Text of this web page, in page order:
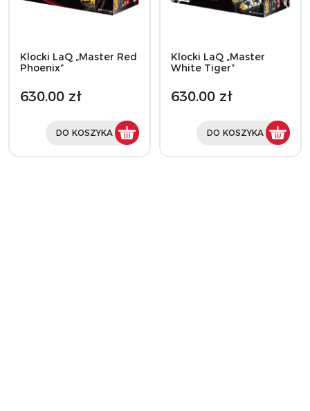
Klocki LaQ „Master Red
Phoenix”
630.00 zł
DO KOSZYKA
Klocki LaQ „Master
White Tiger”
630.00 zł
DO KOSZYKA